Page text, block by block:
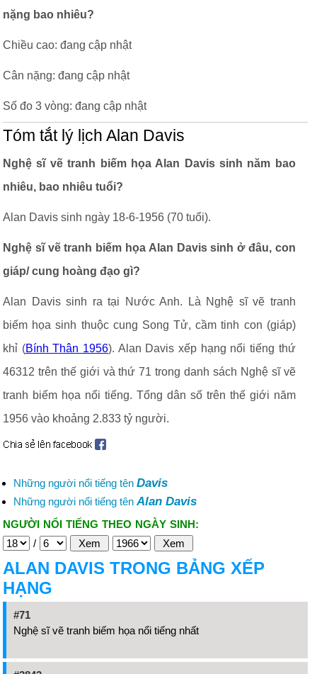
nặng bao nhiêu?
Chiều cao: đang cập nhật
Cân nặng: đang cập nhật
Số đo 3 vòng: đang cập nhật
Tóm tắt lý lịch Alan Davis
Nghệ sĩ vẽ tranh biếm họa Alan Davis sinh năm bao
nhiêu, bao nhiêu tuổi?
Alan Davis sinh ngày 18-6-1956 (70 tuổi).
Nghệ sĩ vẽ tranh biếm họa Alan Davis sinh ở đâu, con
giáp/ cung hoàng đạo gì?
Alan Davis sinh ra tại Nước Anh. Là Nghệ sĩ vẽ tranh
biếm họa sinh thuộc cung Song Tử, cầm tinh con (giáp)
khỉ (Bính Thân 1956). Alan Davis xếp hạng nổi tiếng thứ
46312 trên thế giới và thứ 71 trong danh sách Nghệ sĩ vẽ
tranh biếm họa nổi tiếng. Tổng dân số trên thế giới năm
1956 vào khoảng 2.833 tỷ người.
Những người nổi tiếng tên Davis
Những người nổi tiếng tên Alan Davis
NGƯỜI NỔI TIẾNG THEO NGÀY SINH:
/
ALAN DAVIS TRONG BẢNG XẾP
HẠNG
#71
Nghệ sĩ vẽ tranh biếm họa nổi tiếng nhất